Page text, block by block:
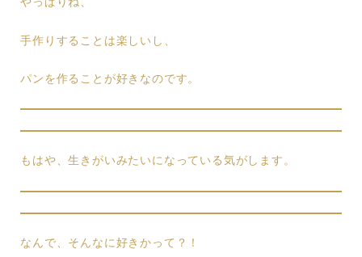
手作りすることは楽しいし、
パンを作ることが好きなのです。
もはや、生きがいみたいになっている気がします。
なんで、そんなに好きかって？！